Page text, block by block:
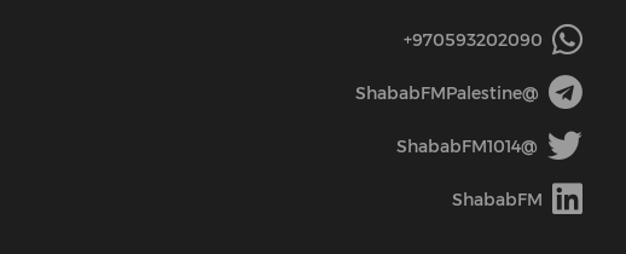
970593202090+
@ShababFMPalestine
@ShababFM1014
ShababFM